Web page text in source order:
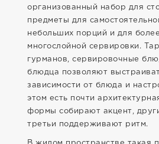
организованный набор для
предметы для
небольших порций и для более
многослойной сервировки.
гурманов, сервировочные
блюдца позволяют
зависимости от блюда и
этом есть почти
формы собирают акцент,
третьи поддерживают ритм.